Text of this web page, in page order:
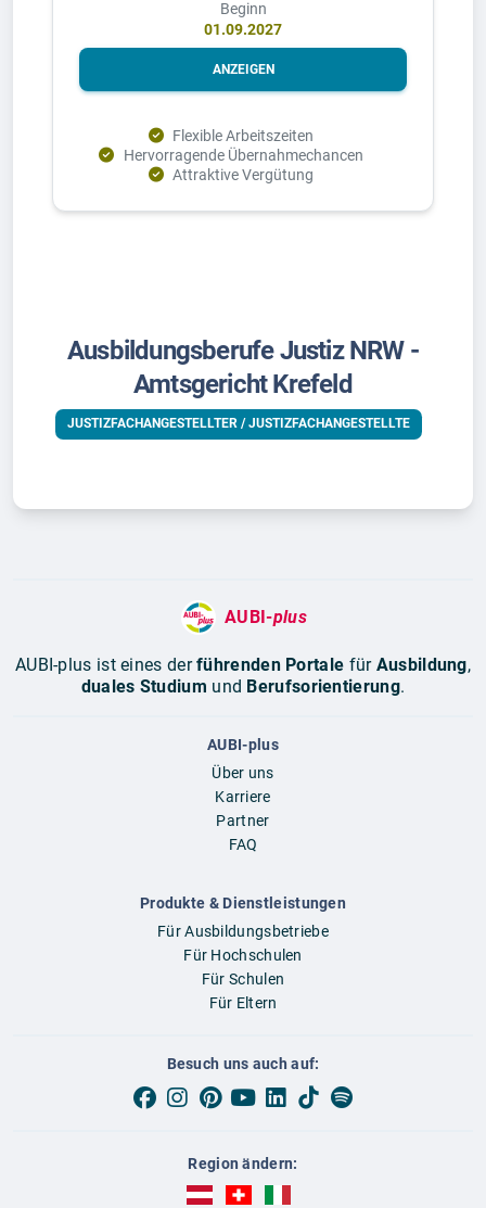
Beginn
01.09.2027
ANZEIGEN
Flexible Arbeitszeiten
Hervorragende Übernahmechancen
Attraktive Vergütung
Ausbildungsberufe Justiz NRW -
Amtsgericht Krefeld
JUSTIZFACHANGESTELLTER / JUSTIZFACHANGESTELLTE
AUBI-plus
AUBI-plus ist eines derführenden Portale für Ausbildung,
duales Studium und Berufsorientierung.
AUBI-plus
Über uns
Karriere
Partner
FAQ
Produkte & Dienstleistungen
Für Ausbildungsbetriebe
Für Hochschulen
Für Schulen
Für Eltern
Besuch uns auch auf:
Region ändern:
AUBI-plus Österreich (deutsch)
AUBI-plus Schweiz (deutsch)
AUBI-plus Italien (deutsch)